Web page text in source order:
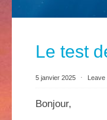
Le test
5 janvier 2025 ⋅ Leave
Bonjour,